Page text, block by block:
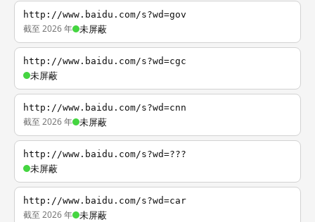
http://www.baidu.com/s?wd=gov
截至 2026 年 未屏蔽
http://www.baidu.com/s?wd=cgc
未屏蔽
http://www.baidu.com/s?wd=cnn
截至 2026 年 未屏蔽
http://www.baidu.com/s?wd=???
未屏蔽
http://www.baidu.com/s?wd=car
截至 2026 年 未屏蔽